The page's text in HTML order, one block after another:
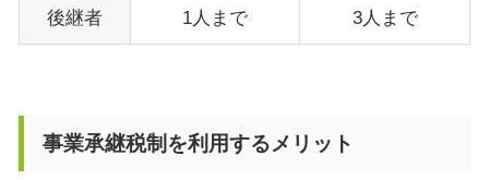
後継者 1 人まで 3人まで
事業承継税制を利用するメリット